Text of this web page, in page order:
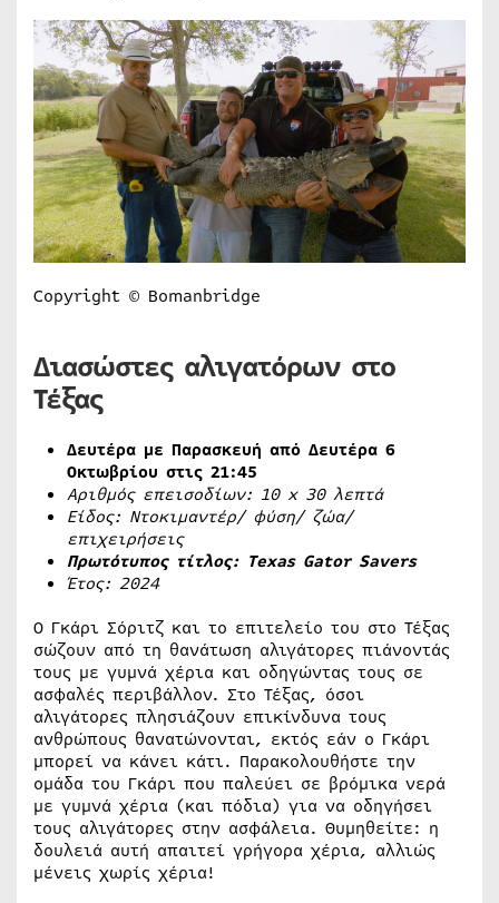
Copyright © Bomanbridge
Διασώστες αλιγατόρων στο
Τέξας
Δευτέρα με Παρασκευή από Δευτέρα 6
Οκτωβρίου στις 21:45
Αριθμός επεισοδίων: 10 x30 λεπτά
Είδος: Ντοκιμαντέρ/ φύση/ ζώα/
επιχειρήσεις
Πρωτότυπος τίτλος: Texas Gator Savers
Έτος: 2024
Ο Γκάρι Σόριτζ και το επιτελείο του στο Τέξας
σώζουν από τη θανάτωση αλιγάτορες πιάνοντάς
τους με γυμνά χέρια και οδηγώντας τους σε
ασφαλές περιβάλλον. Στο Τέξας, όσοι
αλιγάτορες πλησιάζουν επικίνδυνα τους
ανθρώπους θανατώνονται, εκτός εάν ο Γκάρι
μπορεί να κάνει κάτι. Παρακολουθήστε την
ομάδα του Γκάρι που παλεύει σε βρόμικα νερά
με γυμνά χέρια (και πόδια) για να οδηγήσει
τους αλιγάτορες στην ασφάλεια. Θυμηθείτε: η
δουλειά αυτή απαιτεί γρήγορα χέρια, αλλιώς
μένεις χωρίς χέρια!